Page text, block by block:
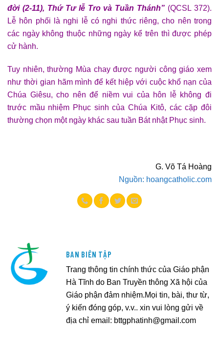
đời (2-11), Thứ Tư lễ Tro và Tuần Thánh” (QCSL 372).
Lễ hôn phối là nghi lễ có nghi thức riêng, cho nên trong
các ngày không thuộc những ngày kể trên thì được phép
cử hành.
Tuy nhiên, thường Mùa chay được người công giáo xem
như thời gian hãm mình để kết hiệp với cuộc khổ nạn của
Chúa Giêsu, cho nên để niềm vui của hôn lễ không đi
trước mầu nhiệm Phục sinh của Chúa Kitô, các cặp đôi
thường chọn một ngày khác sau tuần Bát nhật Phục sinh.
G. Võ Tá Hoàng
Nguồn: hoangcatholic.com
BAN BIÊN TẬP
Trang thông tin chính thức của Giáo phận
Hà Tĩnh do Ban Truyền thông Xã hội của
Giáo phận đảm nhiệm.Mọi tin, bài, thư từ,
ý kiến đóng góp, v.v.. xin vui lòng gửi về
địa chỉ email: bttgphatinh@gmail.com